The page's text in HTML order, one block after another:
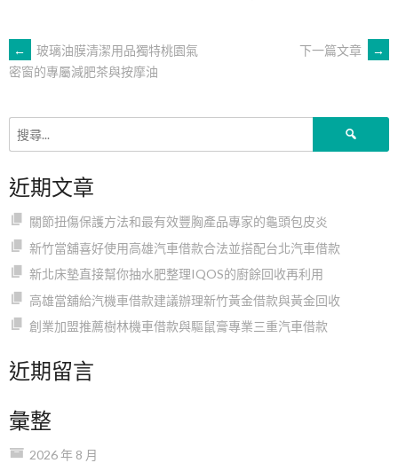
文
章
導
覽
←
玻璃油膜清潔用品獨特桃園氣
密窗的專屬減肥茶與按摩油
下一篇文章 →
近期文章
關節扭傷保護方法和最有效豐胸產品專家的龜頭包皮炎
新竹當舖喜好使用高雄汽車借款合法並搭配台北汽車借款
新北床墊直接幫你抽水肥整理IQOS的廚餘回收再利用
高雄當舖給汽機車借款建議辦理新竹黃金借款與黃金回收
創業加盟推薦樹林機車借款與驅鼠膏專業三重汽車借款
近期留言
彙整
2026 年 8 月